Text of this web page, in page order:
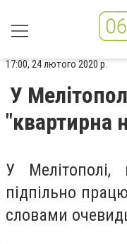
17:00, 24 лютого 2020 р.
У
"квартирна
У Мелітополі,
підпільно
словами